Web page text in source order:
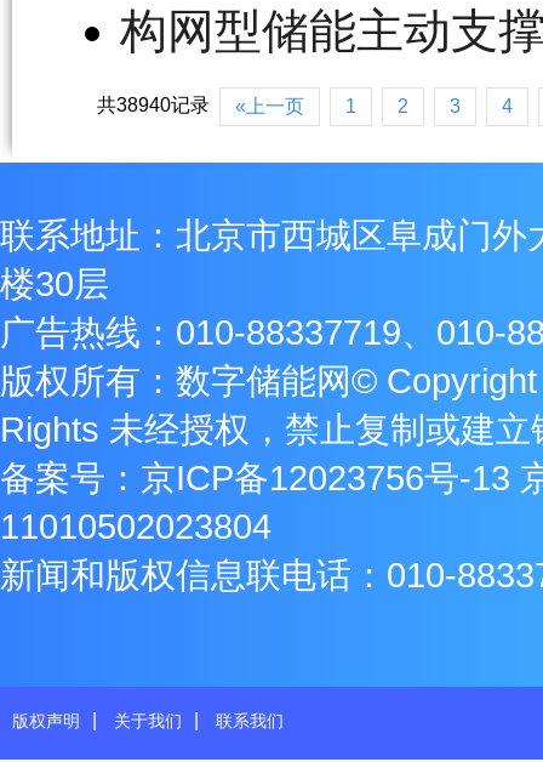
构网型储能主动支
共38940记录 «上一页 1 2 3 4
联系地址：北京市西城区阜成门外
楼30层
广告热线：010-88337719、010-
版权所有：数字储能网©
Rights 未经授权，禁止复制或建立
备案号： 京ICP备12023756号-13
11010502023804
新闻和版权信息联电话：010-
版权声明 关于我们 联系我们